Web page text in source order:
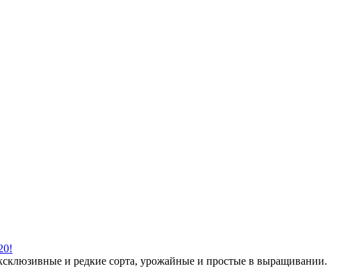
и редкие сорта, урожайные и простые в выращивании.